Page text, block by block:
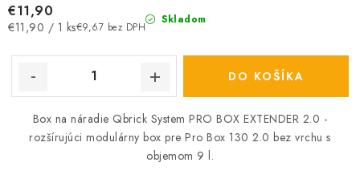
Skladom
€9,67 bez DPH
€11,90
Jednotková
€11,90 / 1 ks
DO KOŠÍKA
Box na náradie Qbrick System PRO BOX EXTENDER 2.0 -
rozšírujúci modulárny box pre Pro Box 130 2.0 bez vrchu s
objemom 9 l.